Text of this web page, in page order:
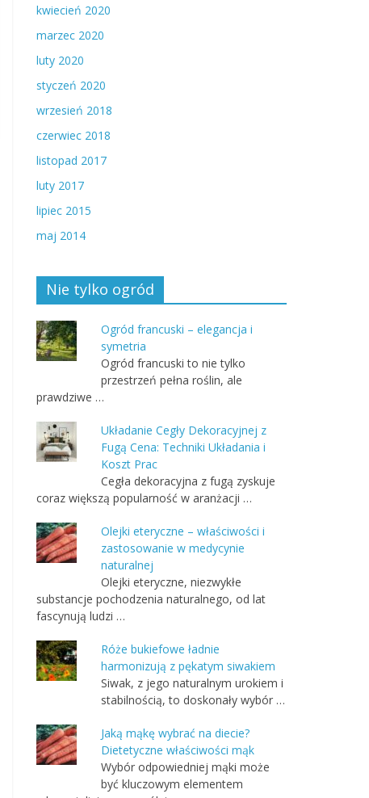
kwiecień 2020
marzec 2020
luty 2020
styczeń 2020
wrzesień 2018
czerwiec 2018
listopad 2017
luty 2017
lipiec 2015
maj 2014
Nie tylko ogród
Ogród francuski – elegancja i
symetria
Ogród francuski to nie tylko
przestrzeń pełna roślin, ale
prawdziwe …
Układanie Cegły Dekoracyjnej z
Fugą Cena: Techniki Układania i
Koszt Prac
Cegła dekoracyjna z fugą zyskuje
coraz większą popularność w aranżacji …
Olejki eteryczne – właściwości i
zastosowanie w medycynie
naturalnej
Olejki eteryczne, niezwykłe
substancje pochodzenia naturalnego, od lat
fascynują ludzi …
Róże bukiefowe ładnie
harmonizują z pękatym siwakiem
Siwak, z jego naturalnym urokiem i
stabilnością, to doskonały wybór …
Jaką mąkę wybrać na diecie?
Dietetyczne właściwości mąk
Wybór odpowiedniej mąki może
być kluczowym elementem